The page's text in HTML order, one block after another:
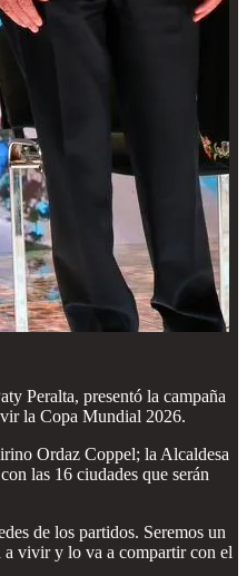
Peralta, presentó la campaña
la Copa Mundial 2026.
Ordaz Coppel; la Alcaldesa
las 16 ciudades que serán
de los partidos. Seremos un
a vivir y lo va a compartir con el